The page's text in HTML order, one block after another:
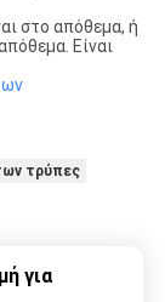
στο απόθεμα, ή
Είναι
τρύπες
για